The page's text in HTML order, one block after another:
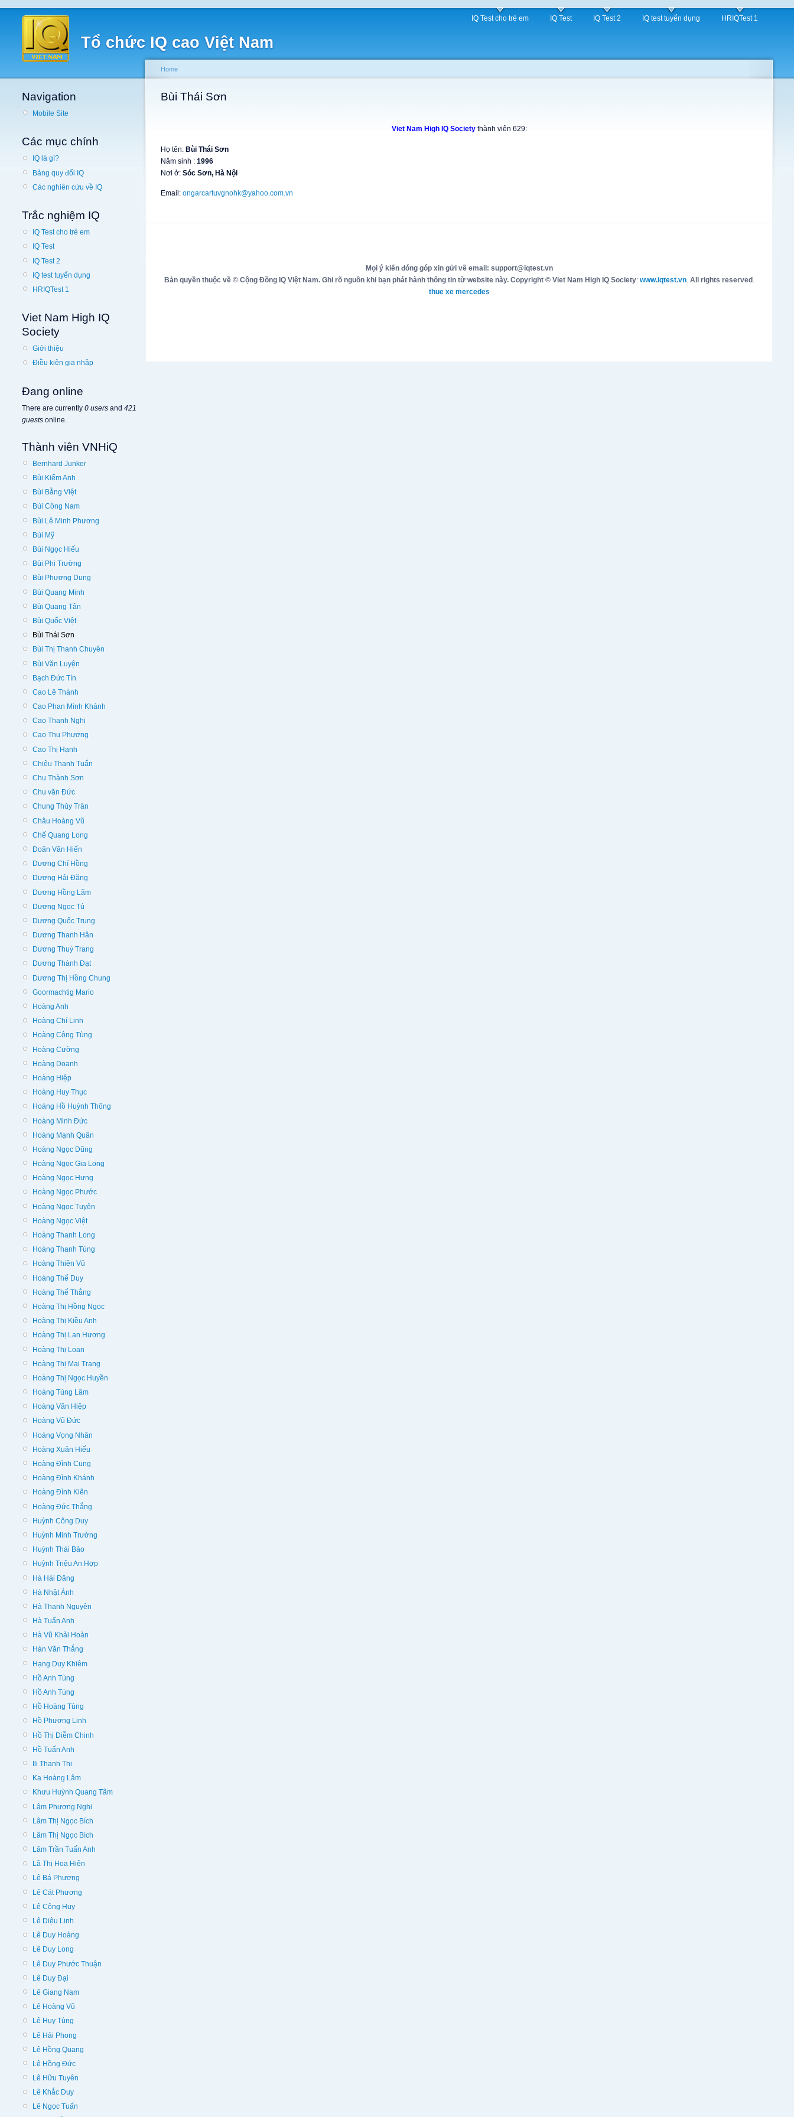
Tổ chức IQ cao Việt Nam
IQ Test cho trẻ em IQ Test IQ Test 2 IQ test tuyển dụng HRIQTest 1
Navigation
Mobile Site
Các mục chính
IQ là gì?
Bảng quy đổi IQ
Các nghiên cứu về IQ
Trắc nghiệm IQ
IQ Test cho trẻ em
IQ Test
IQ Test 2
IQ test tuyển dụng
HRIQTest 1
Viet Nam High IQ
Society
Giới thiệu
Điều kiện gia nhập
Đang online
There are currently 0 users and 421
guests online.
Thành viên VNHiQ
Bernhard Junker
Bùi Kiếm Anh
Bùi Bằng Việt
Bùi Công Nam
Bùi Lê Minh Phương
Bùi Mỹ
Bùi Ngọc Hiếu
Bùi Phi Trường
Bùi Phương Dung
Bùi Quang Minh
Bùi Quang Tân
Bùi Quốc Việt
Bùi Thái Sơn
Bùi Thị Thanh Chuyên
Bùi Văn Luyện
Bạch Đức Tín
Cao Lê Thành
Cao Phan Minh Khánh
Cao Thanh Nghị
Cao Thu Phương
Cao Thị Hạnh
Chiêu Thanh Tuấn
Chu Thành Sơn
Chu văn Đức
Chung Thủy Trân
Châu Hoàng Vũ
Chế Quang Long
Doãn Văn Hiến
Dương Chí Hồng
Dương Hải Đăng
Dương Hồng Lãm
Dương Ngọc Tú
Dương Quốc Trung
Dương Thanh Hân
Dương Thuỳ Trang
Dương Thành Đạt
Dương Thị Hồng Chung
Goormachtig Mario
Hoàng Anh
Hoàng Chí Linh
Hoàng Công Tùng
Hoàng Cường
Hoàng Doanh
Hoàng Hiệp
Hoàng Huy Thục
Hoàng Hồ Huỳnh Thông
Hoàng Minh Đức
Hoàng Mạnh Quân
Hoàng Ngọc Dũng
Hoàng Ngọc Gia Long
Hoàng Ngọc Hưng
Hoàng Ngọc Phước
Hoàng Ngọc Tuyên
Hoàng Ngọc Việt
Hoàng Thanh Long
Hoàng Thanh Tùng
Hoàng Thiên Vũ
Hoàng Thế Duy
Hoàng Thế Thắng
Hoàng Thị Hồng Ngọc
Hoàng Thị Kiều Anh
Hoàng Thị Lan Hương
Hoàng Thị Loan
Hoàng Thị Mai Trang
Hoàng Thị Ngọc Huyền
Hoàng Tùng Lâm
Hoàng Văn Hiệp
Hoàng Vũ Đức
Hoàng Vọng Nhân
Hoàng Xuân Hiếu
Hoàng Đình Cung
Hoàng Đình Khánh
Hoàng Đình Kiên
Hoàng Đức Thắng
Huỳnh Công Duy
Huỳnh Minh Trường
Huỳnh Thái Bảo
Huỳnh Triệu An Hợp
Hà Hải Đăng
Hà Nhật Ánh
Hà Thanh Nguyên
Hà Tuấn Anh
Hà Vũ Khải Hoàn
Hàn Văn Thắng
Hạng Duy Khiêm
Hồ Anh Tùng
Hồ Anh Tùng
Hồ Hoàng Tùng
Hồ Phương Linh
Hồ Thị Diễm Chinh
Hồ Tuấn Anh
Ili Thanh Thi
Ka Hoàng Lâm
Khưu Huỳnh Quang Tâm
Lâm Phương Nghi
Lâm Thị Ngọc Bích
Lâm Thị Ngọc Bích
Lâm Trần Tuấn Anh
Lã Thị Hoa Hiên
Lê Bá Phương
Lê Cát Phương
Lê Công Huy
Lê Diệu Linh
Lê Duy Hoàng
Lê Duy Long
Lê Duy Phước Thuận
Lê Duy Đại
Lê Giang Nam
Lê Hoàng Vũ
Lê Huy Tùng
Lê Hải Phong
Lê Hồng Quang
Lê Hồng Đức
Lê Hữu Tuyên
Lê Khắc Duy
Lê Ngọc Tuấn
Home
Bùi Thái Sơn
Viet Nam High IQ Societythành viên 629:
Họ tên: Bùi Thái Sơn
Năm sinh : 1996
Nơi ở: Sóc Sơn, Hà Nội
Email: ongarcartuvgnohk@yahoo.com.vn
Mọi ý kiến đóng góp xin gửi về email: support@iqtest.vn
Bản quyền thuộc về © Cộng Đồng IQ Việt Nam. Ghi rõ nguồn khi bạn phát hành thông tin từ website này. Copyright © Viet Nam High IQ Society: www.iqtest.vn. All rights reserved.
thue xe mercedes